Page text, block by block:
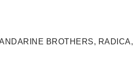
BROTHERS, RADICA,